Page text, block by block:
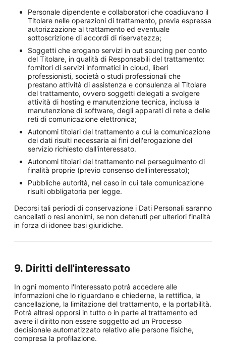
Personale dipendente e collaboratori che coadiuvano il
Titolare nelle operazioni di trattamento, previa espressa
autorizzazione al trattamento ed eventuale
sottoscrizione di accordi di riservatezza;
Soggetti che erogano servizi in out sourcing per conto
del Titolare, in qualità di Responsabili del trattamento:
fornitori di servizi informatici in cloud, liberi
professionisti, società o studi professionali che
prestano attività di assistenza e consulenza al Titolare
del trattamento, ovvero soggetti delegati a svolgere
attività di hosting e manutenzione tecnica, inclusa la
manutenzione di software, degli apparati di rete e delle
reti di comunicazione elettronica;
Autonomi titolari del trattamento a cui la comunicazione
dei dati risulti necessaria ai fini dell'erogazione del
servizio richiesto dall'interessato.
Autonomi titolari del trattamento nel perseguimento di
finalità proprie (previo consenso dell'interessato);
Pubbliche autorità, nel caso in cui tale comunicazione
risulti obbligatoria per legge.
Decorsi tali periodi di conservazione i Dati Personali saranno
cancellati o resi anonimi, se non detenuti per ulteriori finalità
in forza di idonee basi giuridiche.
9. Diritti dell'interessato
In ogni momento l'Interessato potrà accedere alle
informazioni che lo riguardano e chiederne, la rettifica, la
cancellazione, la limitazione del trattamento, e la portabilità.
Potrà altresì opporsi in tutto o in parte al trattamento ed
avere il diritto non essere soggetto ad un Processo
decisionale automatizzato relativo alle persone fisiche,
compresa la profilazione.